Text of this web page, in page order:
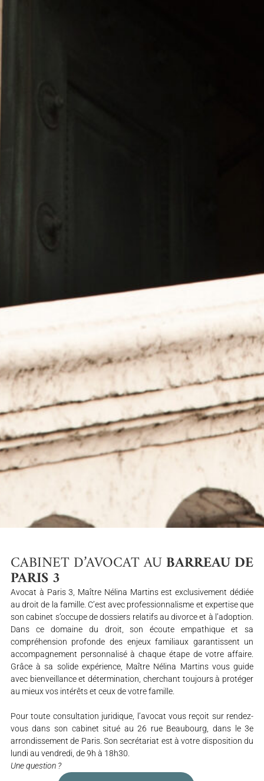
CABINET D’AVOCAT AUBARREAU DE
PARIS 3
Avocat à Paris 3, Maître Nélina Martins est exclusivement dédiée
au droit de la famille. C’est avec professionnalisme et expertise que
son cabinet s’occupe de dossiers relatifs au divorce et à l’adoption.
Dans ce domaine du droit, son écoute empathique et sa
compréhension profonde des enjeux familiaux garantissent un
accompagnement personnalisé à chaque étape de votre affaire.
Grâce à sa solide expérience, Maître Nélina Martins vous guide
avec bienveillance et détermination, cherchant toujours à protéger
au mieux vos intérêts et ceux de votre famille.
Pour toute consultation juridique, l’avocat vous reçoit sur rendez-
vous dans son cabinet situé au 26 rue Beaubourg, dans le 3e
arrondissement de Paris. Son secrétariat est à votre disposition du
lundi au vendredi, de 9h à 18h30.
Une question ?